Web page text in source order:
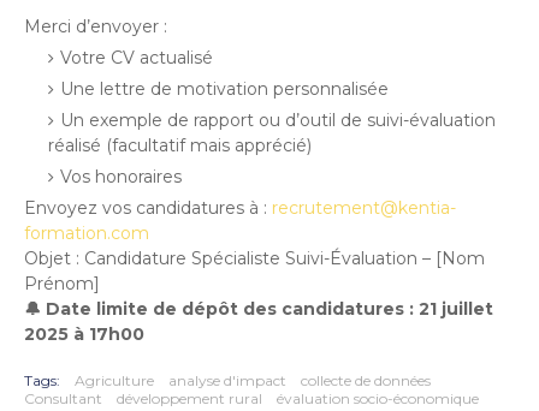
Merci d’envoyer :
Votre CV actualisé
Une lettre de motivation personnalisée
Un exemple de rapport ou d’outil de suivi-évaluation
réalisé (facultatif mais apprécié)
Vos honoraires
Envoyez vos candidatures à : recrutement@kentia-
formation.com
Objet : Candidature Spécialiste Suivi-Évaluation – [Nom
Prénom]
🔔 Date limite de dépôt des candidatures : 21 juillet
2025 à 17h00
Tags: Agriculture analyse d'impact
collecte de données
Consultant
développement rural
évaluation socio-économique